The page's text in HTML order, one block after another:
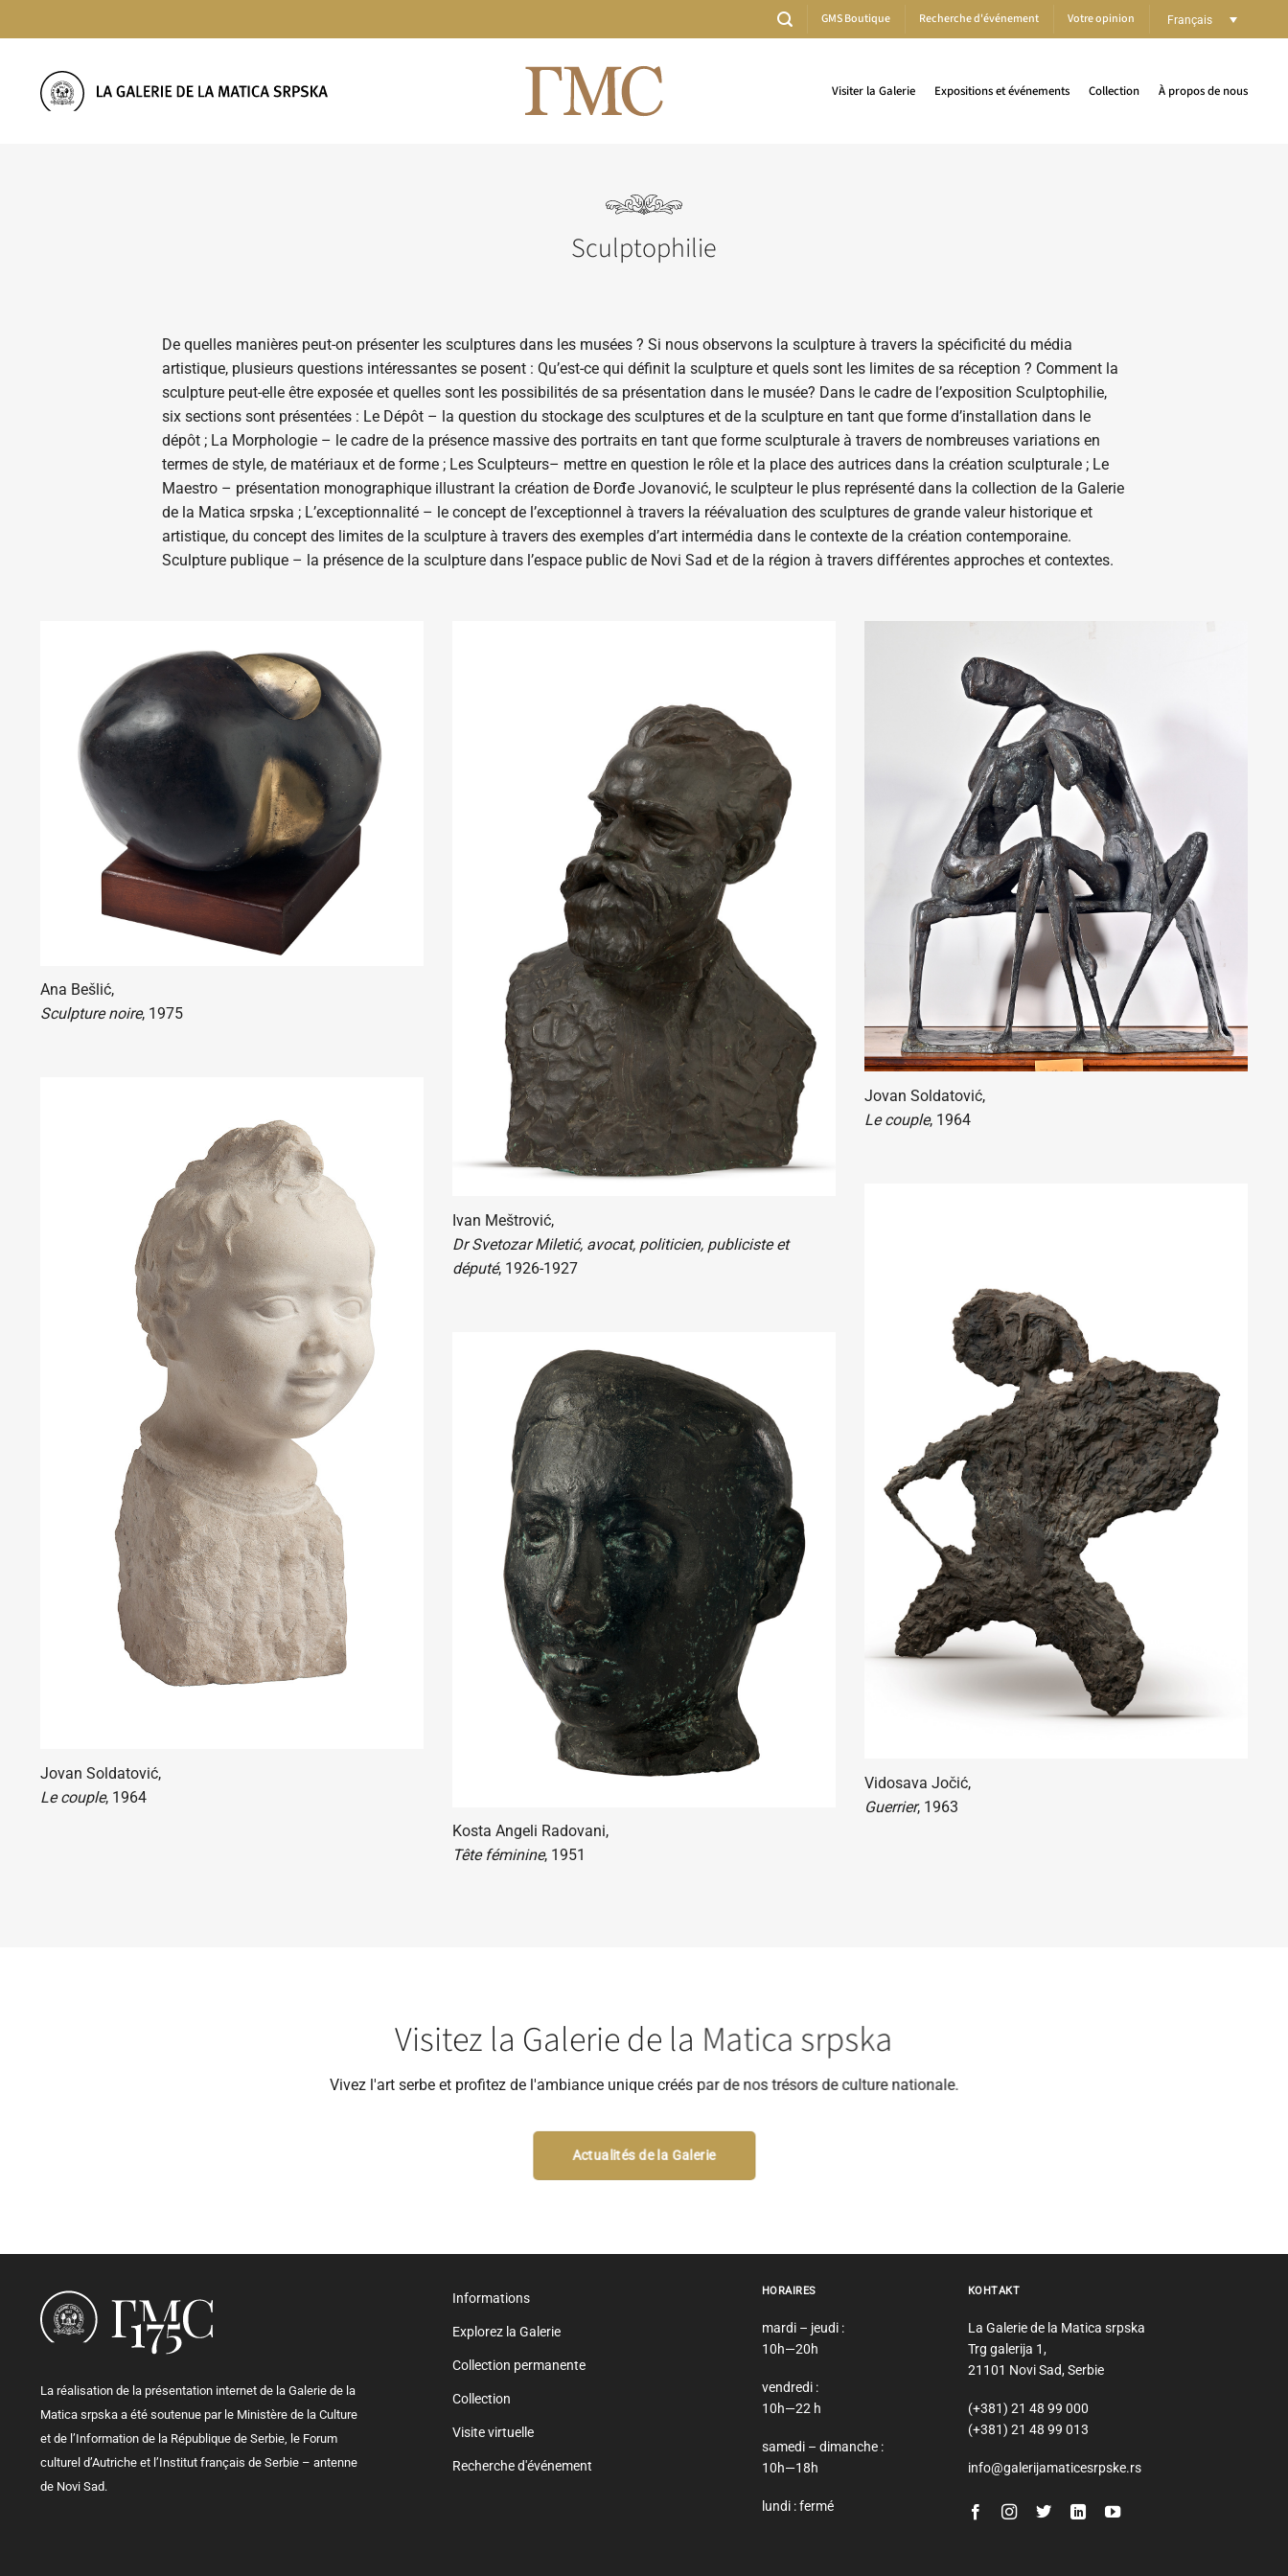
au
GMS Boutique Recherche d'événement Votre opinion Français
Visiter la Galerie Expositions et événements Collection À propos de nous
Sculptophilie
De quelles manières peut-on présenter les sculptures dans les musées ? Si nous observons la sculpture à travers la spécificité du média
artistique, plusieurs questions intéressantes se posent : Qu’est-ce qui définit la sculpture et quels sont les limites de sa réception ? Comment la
sculpture peut-elle être exposée et quelles sont les possibilités de sa présentation dans le musée? Dans le cadre de l’exposition Sculptophilie,
six sections sont présentées : Le Dépôt – la question du stockage des sculptures et de la sculpture en tant que forme d’installation dans le
dépôt ; La Morphologie – le cadre de la présence massive des portraits en tant que forme sculpturale à travers de nombreuses variations en
termes de style, de matériaux et de forme ; Les Sculpteurs– mettre en question le rôle et la place des autrices dans la création sculpturale ; Le
Maestro – présentation monographique illustrant la création de Đorđe Jovanović, le sculpteur le plus représenté dans la collection de la Galerie
de la Matica srpska ; L’exceptionnalité – le concept de l’exceptionnel à travers la réévaluation des sculptures de grande valeur historique et
artistique, du concept des limites de la sculpture à travers des exemples d’art intermédia dans le contexte de la création contemporaine.
Sculpture publique – la présence de la sculpture dans l’espace public de Novi Sad et de la région à travers différentes approches et contextes.
Ana Bešlić,
Sculpture noire, 1975
Jovan Soldatović,
Le couple, 1964
Ivan Meštrović,
Dr Svetozar Miletić, avocat, politicien, publiciste et
député, 1926-1927
Kosta Angeli Radovani,
Tête féminine, 1951
Jovan Soldatović,
Le couple, 1964
Vidosava Jočić,
Guerrier, 1963
Visitez la Galerie de la Matica srpska
Vivez l'art serbe et profitez de l'ambiance unique créés par de nos trésors de culture nationale.
Actualités de la Galerie
La réalisation de la présentation internet de la Galerie de la
Matica srpska a été soutenue par le Ministère de la Culture
et de l’Information de la République de Serbie, le Forum
culturel d’Autriche et l’Institut français de Serbie – antenne
de Novi Sad.
Informations
Explorez la Galerie
Collection permanente
Collection
Visite virtuelle
Recherche d'événement
HORAIRES
mardi – jeudi :
10h—20h
vendredi :
10h—22 h
samedi – dimanche :
10h—18h
lundi : fermé
КОНТАКТ
La Galerie de la Matica srpska
Trg galerija 1,
21101 Novi Sad, Serbie
(+381) 21 48 99 000
(+381) 21 48 99 013
info@galerijamaticesrpske.rs